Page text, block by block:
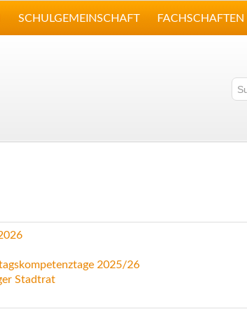
SCHULGEMEINSCHAFT FACHSCHAFTEN
2025/26
Stadtrat